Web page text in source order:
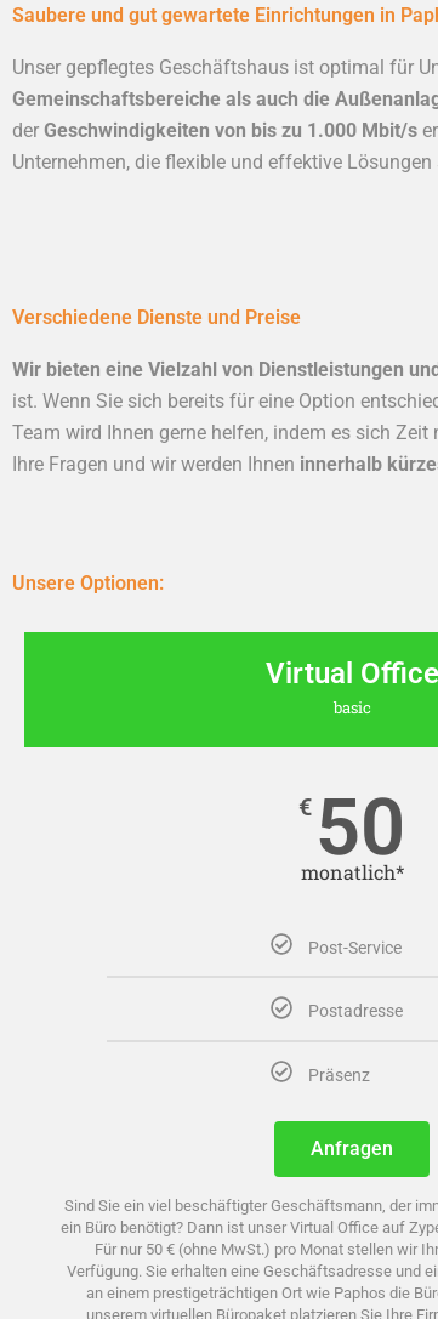
Saubere und gut gewartete Einrichtungen in
Unser gepflegtes Geschäftshaus ist optimal für
Gemeinschaftsbereiche als auch die
der Geschwindigkeiten von bis zu 1.000 Mbit/s
Unternehmen, die flexible und effektive Lösungen
Verschiedene Dienste und Preise
Wir bieten eine Vielzahl von Dienstleistungen
ist. Wenn Sie sich bereits für eine Option
Team wird Ihnen gerne helfen, indem es sich
Ihre Fragen und wir werden Ihnen innerhalb
Unsere Optionen:
Virtual Office
basic
€ 50
monatlich*
Post-Service
Postadresse
Präsenz
Anfragen
Sind Sie ein viel beschäftigter Geschäftsmann, der
ein Büro benötigt? Dann ist unser Virtual Office auf
Für nur 50 € (ohne MwSt.) pro Monat stellen wir
Verfügung. Sie erhalten eine Geschäftsadresse und
an einem prestigeträchtigen Ort wie Paphos die
unserem virtuellen Büropaket platzieren Sie Ihre